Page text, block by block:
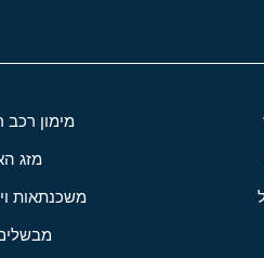
מימון
מזג
משכנתאות